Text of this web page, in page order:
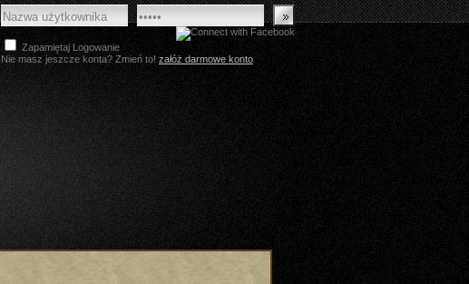
Zapamiętaj Logowanie
Nie masz jeszcze konta? Zmień to! załóż darmowe konto